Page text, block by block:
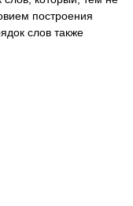
построения
слов также